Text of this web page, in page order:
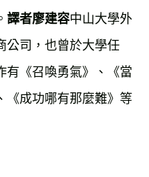
譯者廖建容中山大學外
公司，也曾於大學任
有《召喚勇氣》、《當
《成功哪有那麼難》等